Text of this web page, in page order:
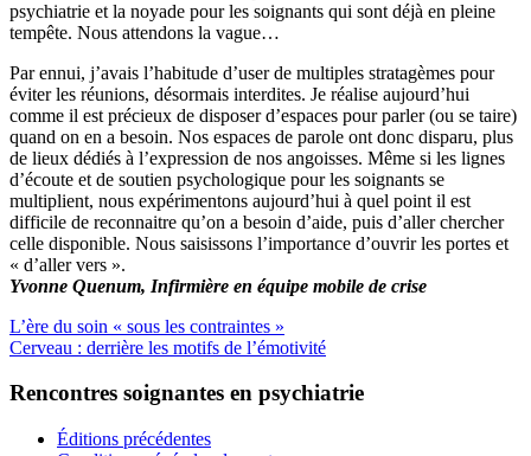
psychiatrie et la noyade pour les soignants qui sont déjà en pleine
tempête. Nous attendons la vague…
Par ennui, j’avais l’habitude d’user de multiples stratagèmes pour
éviter les réunions, désormais interdites. Je réalise aujourd’hui
comme il est précieux de disposer d’espaces pour parler (ou se taire)
quand on en a besoin. Nos espaces de parole ont donc disparu, plus
de lieux dédiés à l’expression de nos angoisses. Même si les lignes
d’écoute et de soutien psychologique pour les soignants se
multiplient, nous expérimentons aujourd’hui à quel point il est
difficile de reconnaitre qu’on a besoin d’aide, puis d’aller chercher
celle disponible. Nous saisissons l’importance d’ouvrir les portes et
« d’aller vers ».
Yvonne Quenum, Infirmière en équipe mobile de crise
L’ère du soin « sous les contraintes »
Cerveau : derrière les motifs de l’émotivité
Rencontres soignantes en psychiatrie
Éditions précédentes